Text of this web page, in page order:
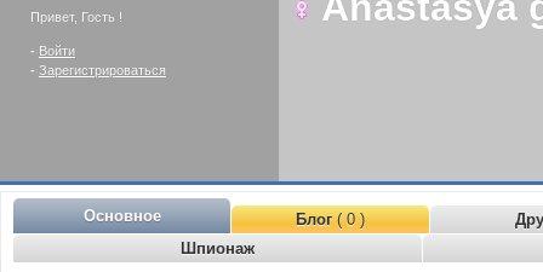
Привет, Гость !
- Войти
- Зарегистрироваться
Основное Блог( 0 )
Шпионаж